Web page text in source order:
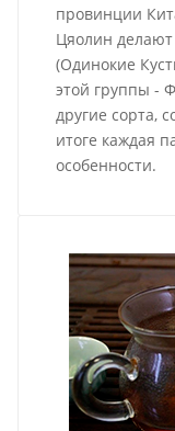
провинции
Цяолин
(Одинокие
этой группы -
другие сорта,
итоге каждая
особенности.